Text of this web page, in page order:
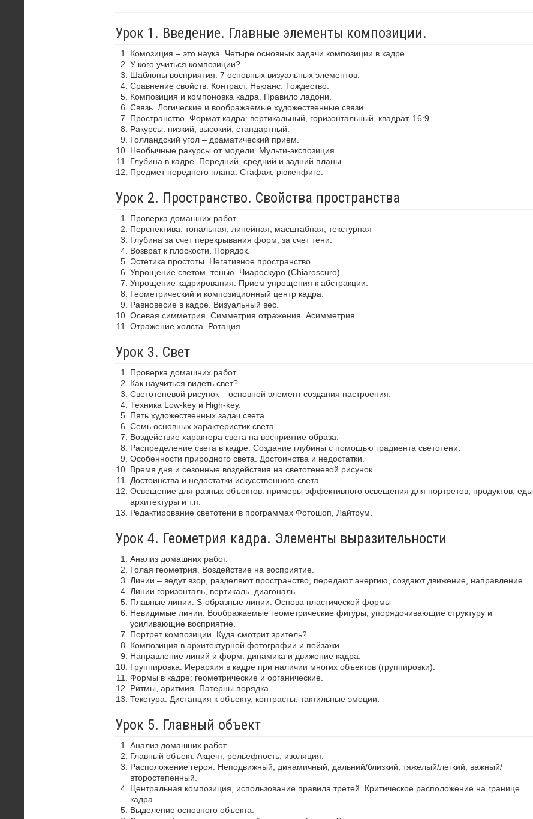
Урок 1. Введение. Главные элементы композиции.
Комозиция – это наука. Четыре основных задачи композиции в кадре.
У кого учиться композиции?
Шаблоны восприятия. 7 основных визуальных элементов.
Сравнение свойств. Контраст. Ньюанс. Тождество.
Композиция и компоновка кадра. Правило ладони.
Связь. Логические и воображаемые художественные связи.
Пространство. Формат кадра: вертикальный, горизонтальный, квадрат, 16:9.
Ракурсы: низкий, высокий, стандартный.
Голландский угол – драматический прием.
Необычные ракурсы от модели. Мульти-экспозиция.
Глубина в кадре. Передний, средний и задний планы.
Предмет переднего плана. Стафаж, рюкенфиге.
Урок 2. Пространство. Свойства пространства
Проверка домашних работ.
Перспектива: тональная, линейная, масштабная, текстурная
Глубина за счет перекрывания форм, за счет тени.
Возврат к плоскости. Порядок.
Эстетика простоты. Негативное пространство.
Упрощение светом, тенью. Чиароскуро (Chiaroscuro)
Упрощение кадрирования. Прием упрощения к абстракции.
Геометрический и композиционный центр кадра.
Равновесие в кадре. Визуальный вес.
Осевая симметрия. Симметрия отражения. Асимметрия.
Отражение холста. Ротация.
Урок 3. Свет
Проверка домашних работ.
Как научиться видеть свет?
Светотеневой рисунок – основной элемент создания настроения.
Техника Low-key и High-key.
Пять художественных задач света.
Семь основных характеристик света.
Воздействие характера света на восприятие образа.
Распределение света в кадре. Создание глубины с помощью градиента светотени.
Особенности природного света. Достоинства и недостатки.
Время дня и сезонные воздействия на светотеневой рисунок.
Достоинства и недостатки искусственного света.
Освещение для разных объектов. примеры эффективного освещения для портретов, продуктов, еды,
архитектуры и т.п.
Редактирование светотени в программах Фотошоп, Лайтрум.
Урок 4. Геометрия кадра. Элементы выразительности
Анализ домашних работ.
Голая геометрия. Воздействие на восприятие.
Линии – ведут взор, разделяют пространство, передают энергию, создают движение, направление.
Линии горизонталь, вертикаль, диагональ.
Плавные линии. S-образные линии. Основа пластической формы
Невидимые линии. Воображаемые геометрические фигуры, упорядочивающие структуру и
усиливающие восприятие.
Портрет композиции. Куда смотрит зритель?
Композиция в архитектурной фотографии и пейзажи
Направление линий и форм: динамика и движение кадра.
Группировка. Иерархия в кадре при наличии многих объектов (группировки).
Формы в кадре: геометрические и органические.
Ритмы, аритмия. Патерны порядка.
Текстура. Дистанция к объекту, контрасты, тактильные эмоции.
Урок 5. Главный объект
Анализ домашних работ.
Главный объект. Акцент, рельефность, изоляция.
Расположение героя. Неподвижный, динамичный, дальний/близкий, тяжелый/легкий, важный/
второстепенный.
Центральная композиция, использование правила третей. Критическое расположение на границе
кадра.
Выделение основного объекта.